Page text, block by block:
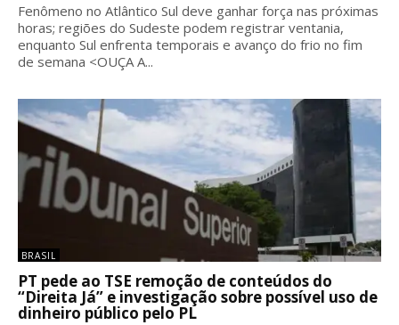
Fenômeno no Atlântico Sul deve ganhar força nas próximas
horas; regiões do Sudeste podem registrar ventania,
enquanto Sul enfrenta temporais e avanço do frio no fim
de semana <OUÇA A...
BRASIL
PT pede ao TSE remoção de conteúdos do
“Direita Já” e investigação sobre possível uso de
dinheiro público pelo PL